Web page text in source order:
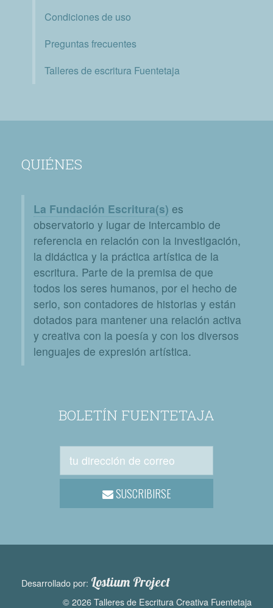
Condiciones de uso
Preguntas frecuentes
Talleres de escritura Fuentetaja
QUIÉNES
La Fundación Escritura(s) es
observatorio y lugar de intercambio de
referencia en relación con la investigación,
la didáctica y la práctica artística de la
escritura. Parte de la premisa de que
todos los seres humanos, por el hecho de
serlo, son contadores de historias y están
dotados para mantener una relación activa
y creativa con la poesía y con los diversos
lenguajes de expresión artística.
BOLETÍN FUENTETAJA
SUSCRIBIRSE
Desarrollado por: Lostium Project
© 2026 Talleres de Escritura Creativa Fuentetaja